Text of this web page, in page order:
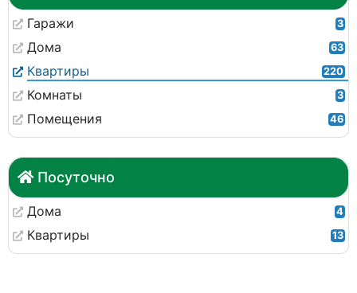
Гаражи 3
Дома 63
Квартиры 220
Комнаты 3
Помещения 46
Посуточно
Дома 4
Квартиры 13